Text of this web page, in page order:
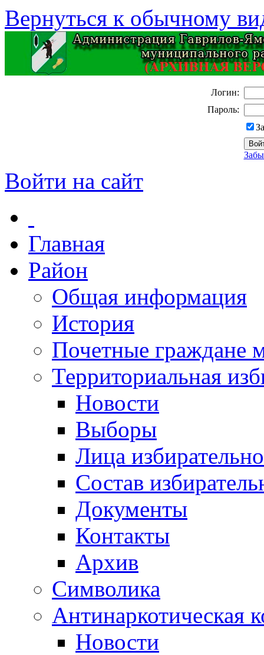
Вернуться к обычному
Логин:
Пароль:
Войти на сайт
Главная
Район
Общая информация
История
Почетные граждане
Территориальная
Новости
Выборы
Лица
Состав
Документы
Контакты
Архив
Символика
Антинаркотическая
Новости